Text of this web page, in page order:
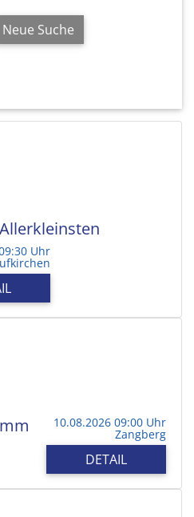
Neue Suche
Uhr
10.08.2026 09:00 Uhr
Zangberg
DETAIL